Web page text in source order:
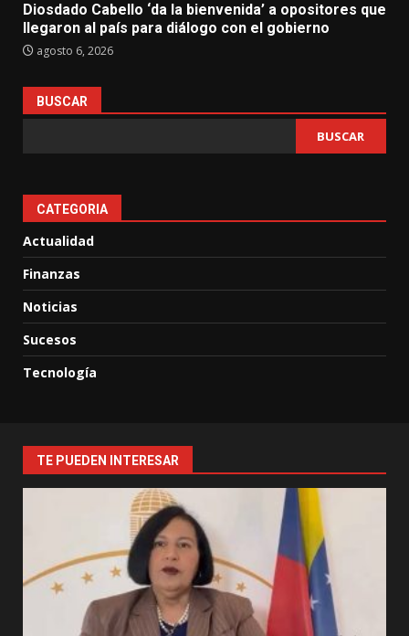
Diosdado Cabello ‘da la bienvenida’ a opositores que
llegaron al país para diálogo con el gobierno
agosto 6, 2026
BUSCAR
BUSCAR
CATEGORIA
Actualidad
Finanzas
Noticias
Sucesos
Tecnología
TE PUEDEN INTERESAR